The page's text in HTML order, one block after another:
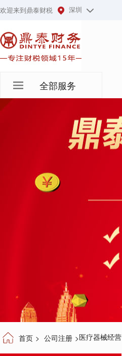
欢迎来到鼎泰财税 深圳
全部服务
首页 > 公司注册 >医疗器械经营